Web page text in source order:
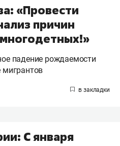
«Провести
причин
падение рождаемости
мигрантов
С января